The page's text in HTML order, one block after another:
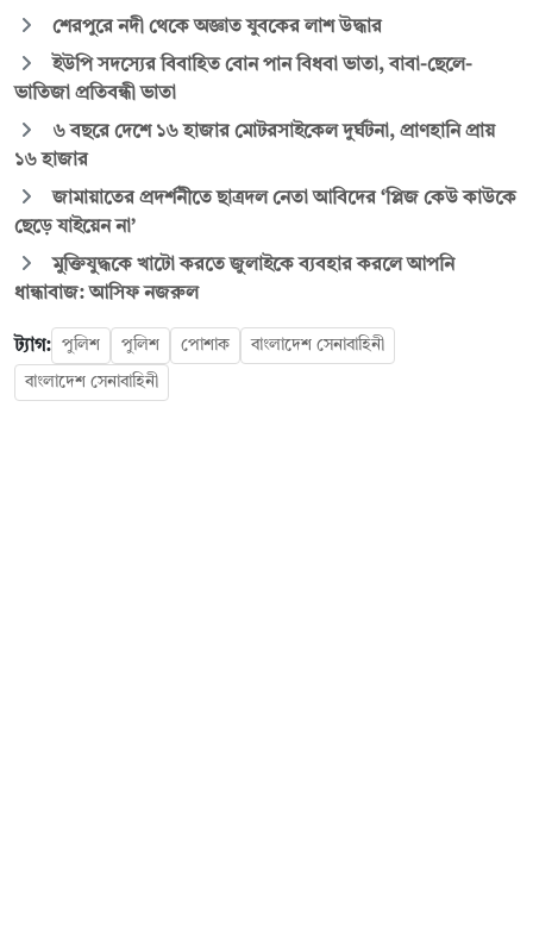
শেরপুরে নদী থেকে অজ্ঞাত যুবকের লাশ উদ্ধার
ইউপি সদস্যের বিবাহিত বোন পান বিধবা ভাতা, বাবা-ছেলে-
ভাতিজা প্রতিবন্ধী ভাতা
৬ বছরে দেশে ১৬ হাজার মোটরসাইকেল দুর্ঘটনা, প্রাণহানি প্রায়
১৬ হাজার
জামায়াতের প্রদর্শনীতে ছাত্রদল নেতা আবিদের ‘প্লিজ কেউ কাউকে
ছেড়ে যাইয়েন না’
মুক্তিযুদ্ধকে খাটো করতে জুলাইকে ব্যবহার করলে আপনি
ধান্ধাবাজ: আসিফ নজরুল
ট্যাগ: পুলিশ পুলিশ পোশাক বাংলাদেশ সেনাবাহিনী
বাংলাদেশ সেনাবাহিনী